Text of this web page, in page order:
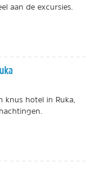
aan de excursies.
knus hotel in Ruka,